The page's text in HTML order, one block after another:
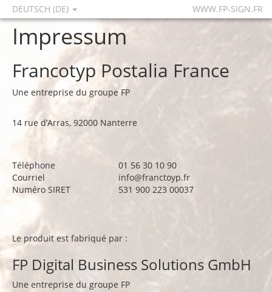
DEUTSCH (DE) WWW.FP-SIGN.FR
Impressum
Francotyp Postalia France
Une entreprise du groupe FP
14 rue d’Arras, 92000 Nanterre
Téléphone
01 56 30 10 90
Courriel
info@franctoyp.fr
Numéro SIRET
531 900 223 00037
Le produit est fabriqué par :
FP Digital Business Solutions GmbH
Une entreprise du groupe FP